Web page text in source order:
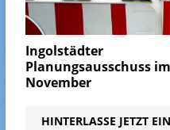
Ingolstädter
Planungsausschuss im
November
HINTERLASSE JETZT